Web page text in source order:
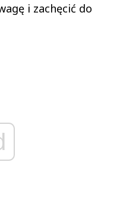
i zachęcić do